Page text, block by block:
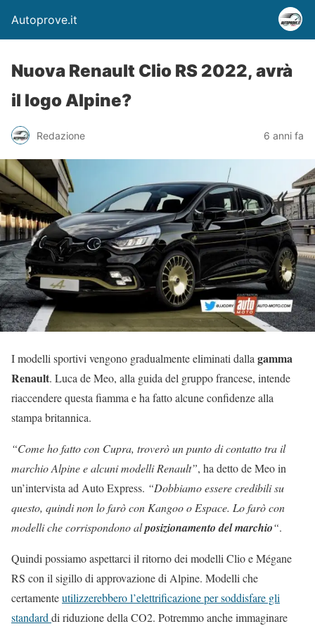
Autoprove.it
Nuova Renault Clio RS 2022, avrà
il logo Alpine?
Redazione 6 anni fa
I modelli sportivi vengono gradualmente eliminati dalla gamma
Renault. Luca de Meo, alla guida del gruppo francese, intende
riaccendere questa fiamma e ha fatto alcune confidenze alla
stampa britannica.
“Come ho fatto con Cupra, troverò un punto di contatto tra il
marchio Alpine e alcuni modelli Renault”, ha detto de Meo in
un’intervista ad Auto Express. “Dobbiamo essere credibili su
questo, quindi non lo farò con Kangoo o Espace. Lo farò con
modelli che corrispondono alposizionamento del marchio“.
Quindi possiamo aspettarci il ritorno dei modelli Clio e Mégane
RS con il sigillo di approvazione di Alpine. Modelli che
certamenteutilizzerebbero l’elettrificazione per soddisfare gli
standard di riduzione della CO2. Potremmo anche immaginare